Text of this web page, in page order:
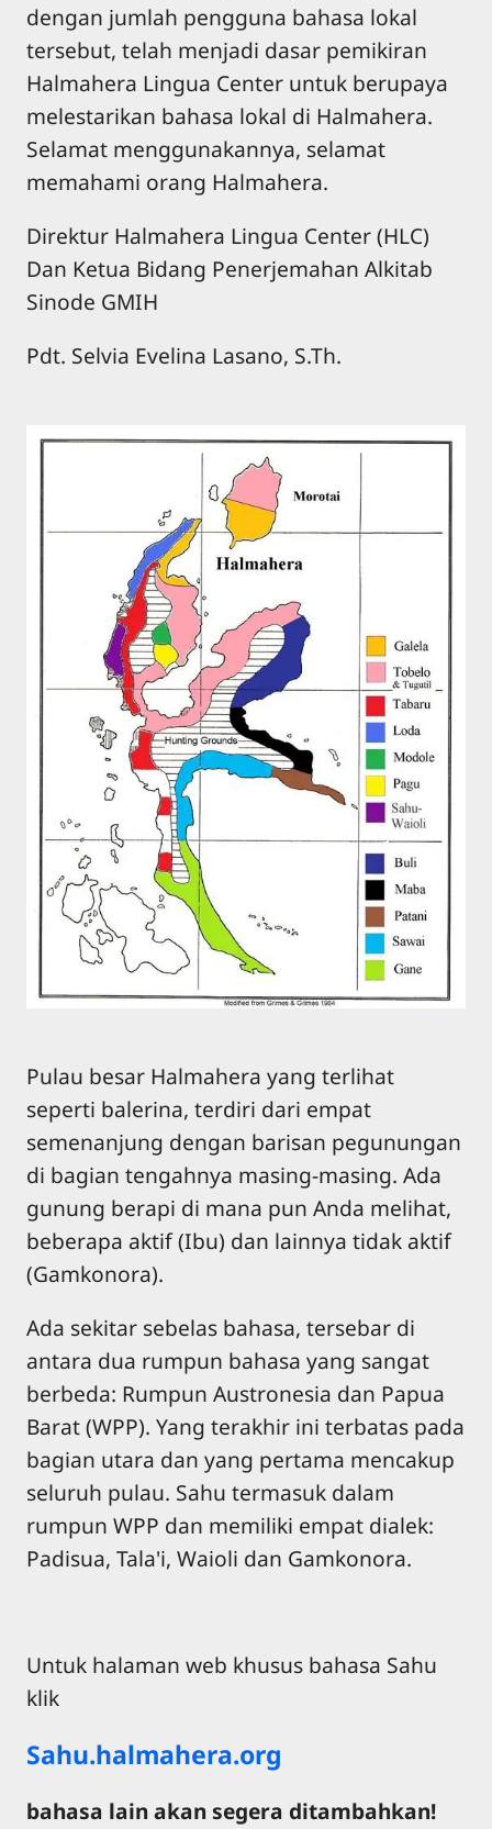
dengan jumlah pengguna bahasa lokal
tersebut, telah menjadi dasar pemikiran
Halmahera Lingua Center untuk berupaya
melestarikan bahasa lokal di Halmahera.
Selamat menggunakannya, selamat
memahami orang Halmahera.
Direktur Halmahera Lingua Center (HLC)
Dan Ketua Bidang Penerjemahan Alkitab
Sinode GMIH
Pdt. Selvia Evelina Lasano, S.Th.
Pulau besar Halmahera yang terlihat
seperti balerina, terdiri dari empat
semenanjung dengan barisan pegunungan
di bagian tengahnya masing-masing. Ada
gunung berapi di mana pun Anda melihat,
beberapa aktif (Ibu) dan lainnya tidak aktif
(Gamkonora).
Ada sekitar sebelas bahasa, tersebar di
antara dua rumpun bahasa yang sangat
berbeda: Rumpun Austronesia dan Papua
Barat (WPP). Yang terakhir ini terbatas pada
bagian utara dan yang pertama mencakup
seluruh pulau. Sahu termasuk dalam
rumpun WPP dan memiliki empat dialek:
Padisua, Tala'i, Waioli dan Gamkonora.
Untuk halaman web khusus bahasa Sahu
klik
Sahu.halmahera.org
bahasa lain akan segera ditambahkan!